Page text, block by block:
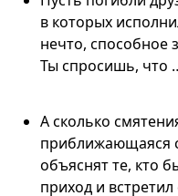
в которых
нечто, способное
Ты спросишь, что
А сколько
приближающаяся
объяснят те, кто
приход и